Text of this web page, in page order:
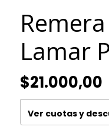
Lamar
$21.000,00
Ver cuotas y